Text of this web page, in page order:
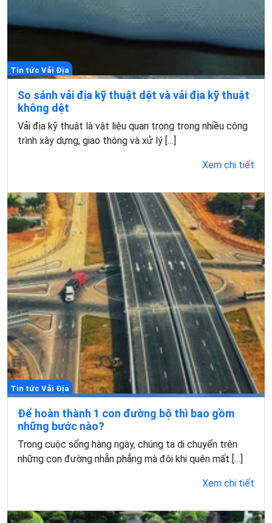
Tin tức Vải Địa
So sánh vải địa kỹ thuật dệt và vải địa kỹ thuật
không dệt
Vải địa kỹ thuật là vật liệu quan trọng trong nhiều công
trình xây dựng, giao thông và xử lý […]
Xem chi tiết
Tin tức Vải Địa
Để hoàn thành 1 con đường bộ thì bao gồm
những bước nào?
Trong cuộc sống hàng ngày, chúng ta di chuyển trên
những con đường nhẵn phẳng mà đôi khi quên mất […]
Xem chi tiết